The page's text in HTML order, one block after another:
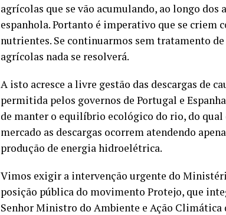
agrícolas que se vão acumulando, ao longo
espanhola. Portanto é imperativo que se criem
nutrientes. Se continuarmos sem tratamento
agrícolas nada se resolverá.
A isto acresce a livre gestão das descargas de
permitida pelos governos de Portugal e
de manter o equilíbrio ecológico do rio, do qual
mercado as descargas ocorrem atendendo
produção de energia hidroelétrica.
Vimos exigir a intervenção urgente do
posição pública do movimento Protejo, que
Senhor Ministro do Ambiente e Ação Climática